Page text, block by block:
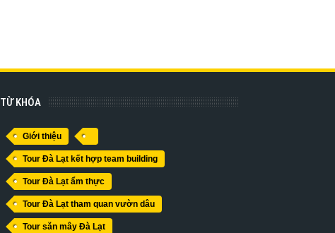
TỪ KHÓA
Giới thiệu
Tour Đà Lạt kết hợp team building
Tour Đà Lạt ẩm thực
Tour Đà Lạt tham quan vườn dâu
Tour săn mây Đà Lạt